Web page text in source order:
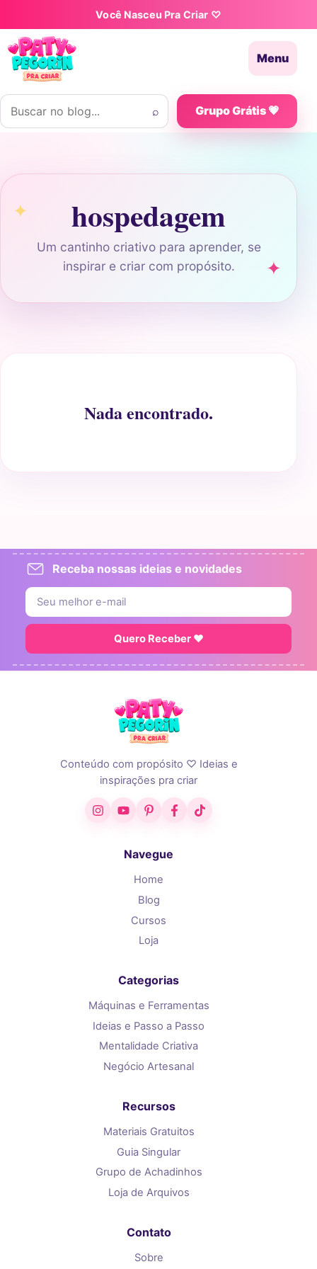
Pular para o conteúdoVocê Nasceu Pra Criar ♡
Menu
Buscar por:
⌕ Grupo Grátis 💗
hospedagem
Um cantinho criativo para aprender, se
inspirar e criar com propósito.
Nada encontrado.
Receba nossas ideias e novidades
Quero Receber ♥
Conteúdo com propósito ♡ Ideias e
inspirações pra criar
InstagramYouTubePinterestFacebook
TikTok
Navegue
Home
Blog
Cursos
Loja
Categorias
Máquinas e Ferramentas
Ideias e Passo a Passo
Mentalidade Criativa
Negócio Artesanal
Recursos
Materiais Gratuitos
Guia Singular
Grupo de Achadinhos
Loja de Arquivos
Contato
Sobre